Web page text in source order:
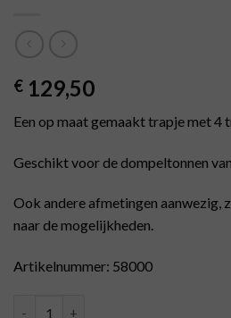
€ 129,50
Een op maat gemaakt trapje met 4
Geschikt voor de dompeltonnen
Ook andere afmetingen aanwezig,
naar de mogelijkheden.
Artikelnummer: 58000